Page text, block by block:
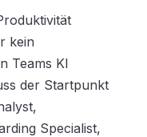
kein
Teams KI
der Startpunkt
Specialist,